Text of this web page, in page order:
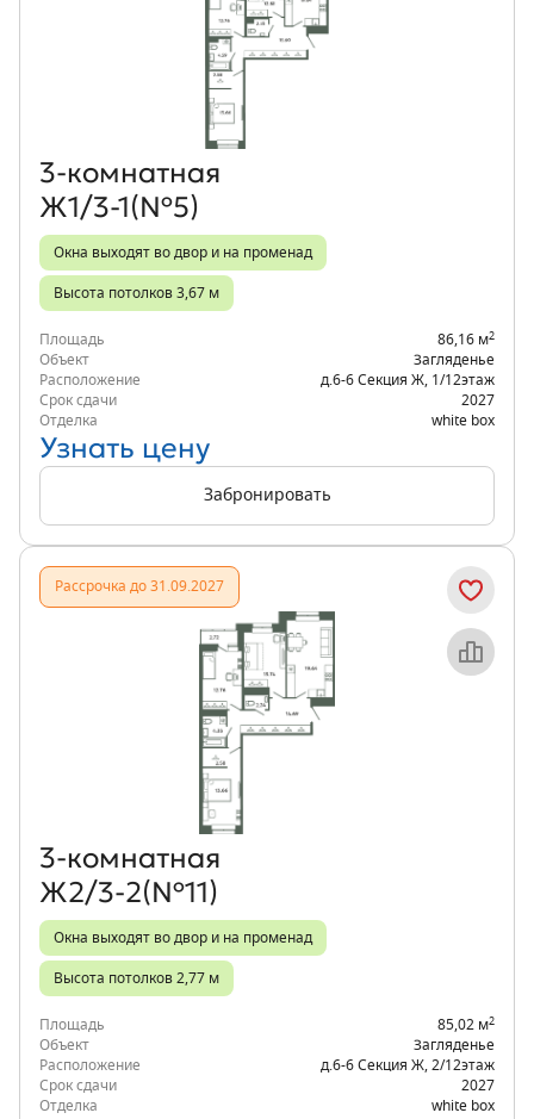
Объект месяца
3‑комнатная
Ж1/3-1(№5)
Окна выходят во двор и на променад
Высота потолков 3,67 м
Площадь 86,16 м2
Объект
Загляденье
Расположение
д.6-6 Секция Ж 1/12этаж
Срок сдачи
2027
Отделка
white box
Узнать цену
Забронировать
Рассрочка до 31.09.2027
Объект месяца
3‑комнатная
Ж2/3-2(№11)
Окна выходят во двор и на променад
Высота потолков 2,77 м
Площадь 85,02 м2
Объект
Загляденье
Расположение
д.6-6 Секция Ж 2/12этаж
Срок сдачи
2027
Отделка
white box